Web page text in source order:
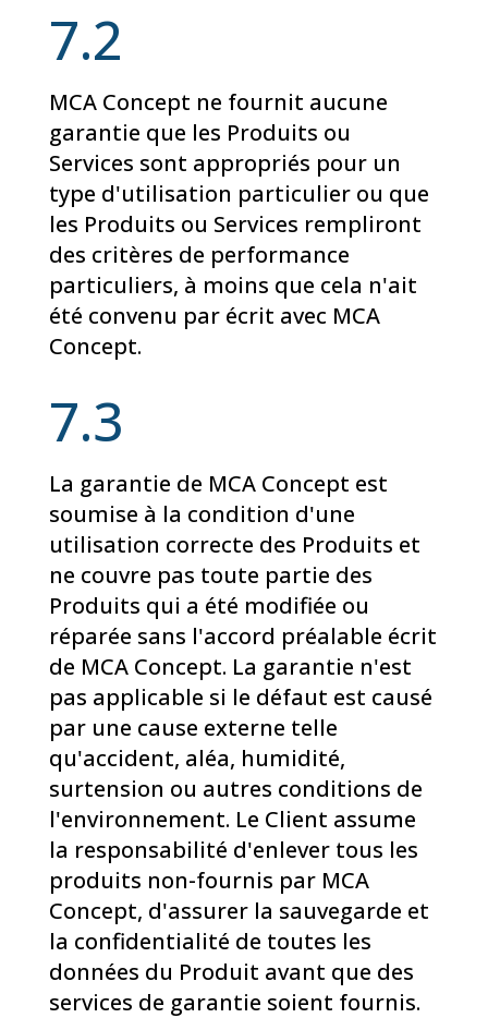
7.2
MCA Concept ne fournit aucune
garantie que les Produits ou
Services sont appropriés pour un
type d'utilisation particulier ou que
les Produits ou Services rempliront
des critères de performance
particuliers, à moins que cela n'ait
été convenu par écrit avec MCA
Concept.
7.3
La garantie de MCA Concept est
soumise à la condition d'une
utilisation correcte des Produits et
ne couvre pas toute partie des
Produits qui a été modifiée ou
réparée sans l'accord préalable écrit
de MCA Concept. La garantie n'est
pas applicable si le défaut est causé
par une cause externe telle
qu'accident, aléa, humidité,
surtension ou autres conditions de
l'environnement. Le Client assume
la responsabilité d'enlever tous les
produits non-fournis par MCA
Concept, d'assurer la sauvegarde et
la confidentialité de toutes les
données du Produit avant que des
services de garantie soient fournis.